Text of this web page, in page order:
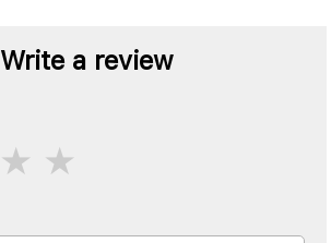
Write a review